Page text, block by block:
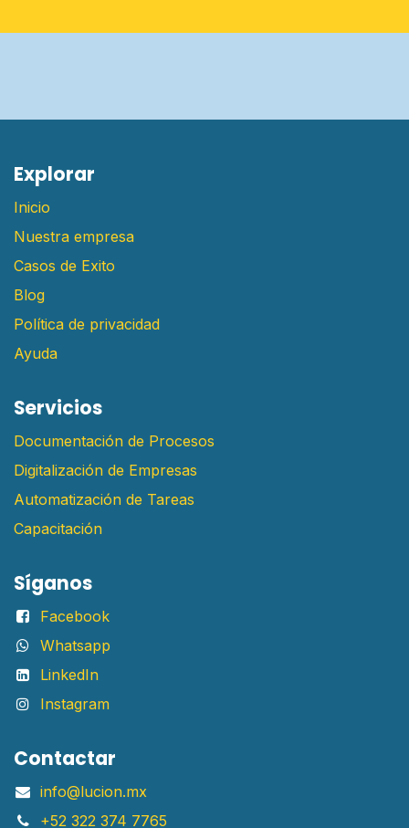
E​xplorar
Inicio
Nuestra empresa
Casos de Exito
Blog
Política de privacidad
Ayuda
Servicios
Documentación de Procesos
Digitalización de Empresas
Automatización de Tareas
Capacitación
Síganos
Facebook
Whatsapp
LinkedIn
Instagram
Contactar
info@lucion.mx
+52 322 374 7765